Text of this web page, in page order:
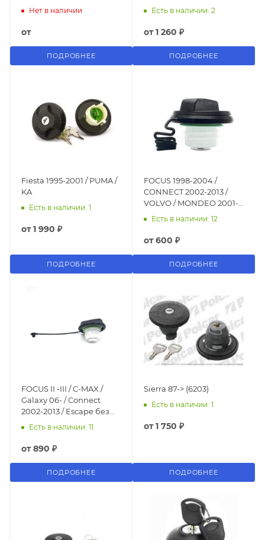
Нет в наличии
от
ПОДРОБНЕЕ
Есть в наличии: 2
от1 260 ₽
ПОДРОБНЕЕ
Fiesta 1995-2001 / PUMA /
KA
Есть в наличии: 1
от1 990 ₽
ПОДРОБНЕЕ
FOCUS 1998-2004 /
CONNECT 2002-2013 /
VOLVO / MONDEO 2001- /
Fiesta 2002-2008 с
Есть в наличии: 12
от600 ₽
ПОДРОБНЕЕ
FOCUS II -III / C-MAX /
Galaxy 06- / Connect
2002-2013 / Escape без
резьбы
Есть в наличии: 11
от890 ₽
ПОДРОБНЕЕ
Sierra 87-> (6203)
Есть в наличии: 1
от1 750 ₽
ПОДРОБНЕЕ